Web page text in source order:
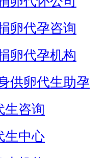
卵代孕咨询
卵代孕机构
供卵代生助孕
生咨询
生中心